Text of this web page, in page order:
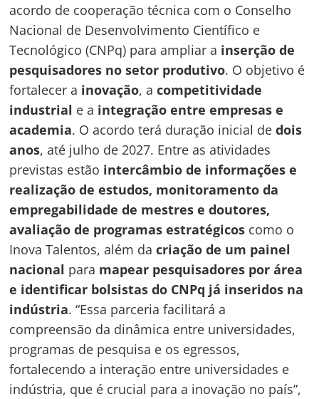
acordo de cooperação técnica com o Conselho
Nacional de Desenvolvimento Científico e
Tecnológico (CNPq) para ampliar a inserção de
pesquisadores no setor produtivo. O objetivo é
fortalecer a inovação, acompetitividade
industrial e a integração entre empresas e
academia. O acordo terá duração inicial dedois
anos, até julho de 2027. Entre as atividades
previstas estão intercâmbio de informações e
realização de estudos, monitoramento da
empregabilidade de mestres e doutores,
avaliação de programas estratégicos como o
Inova Talentos, além dacriação de um painel
nacional para mapear pesquisadores por área
e identificar bolsistas do CNPq já inseridos na
indústria. “Essa parceria facilitará a
compreensão da dinâmica entre universidades,
programas de pesquisa e os egressos,
fortalecendo a interação entre universidades e
indústria, que é crucial para a inovação no país”,